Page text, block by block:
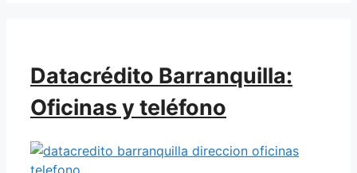
Datacrédito Barranquilla:
Oficinas y teléfono